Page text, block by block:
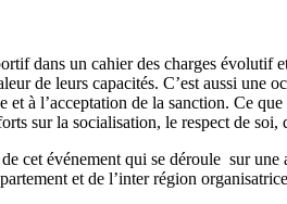
dans un cahier des charges
de leurs capacités. C’est aussi
et à l’acceptation de la sanction.
sur la socialisation, le respect de
cet événement qui se déroule sur
et de l’inter région